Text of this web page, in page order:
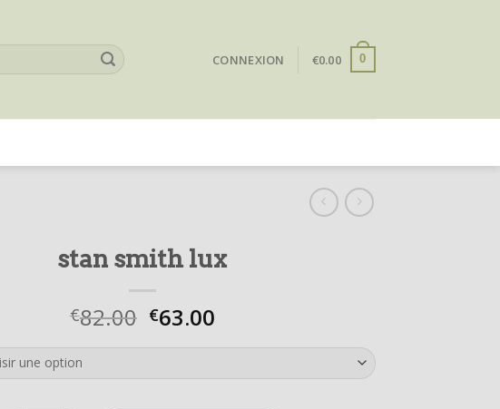
CONNEXION €0.00 0
stan smith lux
€82.00 €63.00